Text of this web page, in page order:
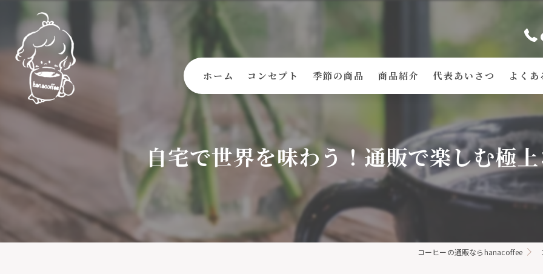
ホーム コンセプト 季節の商品 商品紹介 代表あいさつ よく
自宅で世界を味わう！通販で楽しむ極
コーヒーの通販ならhanacoffee